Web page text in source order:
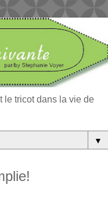
le tricot dans la vie de
▼